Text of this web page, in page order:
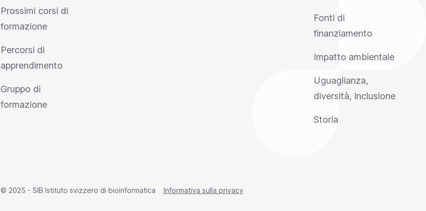
Prossimi corsi di
formazione
Percorsi di
apprendimento
Gruppo di
formazione
Fonti di
finanziamento
Impatto ambientale
Uguaglianza,
diversità, inclusione
Storia
© 2025 - SIB Istituto svizzero di bioinformatica Informativa sulla privacy